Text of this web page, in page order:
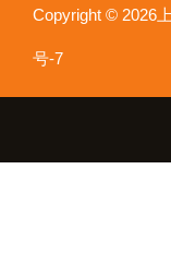
Copyright © 2026
号-7